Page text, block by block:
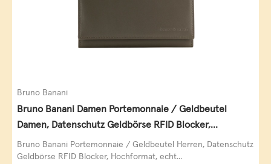
Bruno Banani
Bruno Banani Damen Portemonnaie / Geldbeutel
Damen, Datenschutz Geldbörse RFID Blocker,
Querformat, echt Leder, taupe
Bruno Banani Portemonnaie / Geldbeutel Herren, Datenschutz
Geldbörse RFID Blocker, Hochformat, echt...